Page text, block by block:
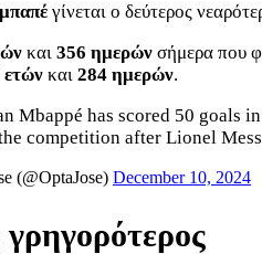
γίνεται ο δεύτερος
και 356 ημερών σήμερα που
ετών και 284 ημερών.
Mbappé has scored 50 goals
competition after Lionel
(@OptaJose) December 10, 2024